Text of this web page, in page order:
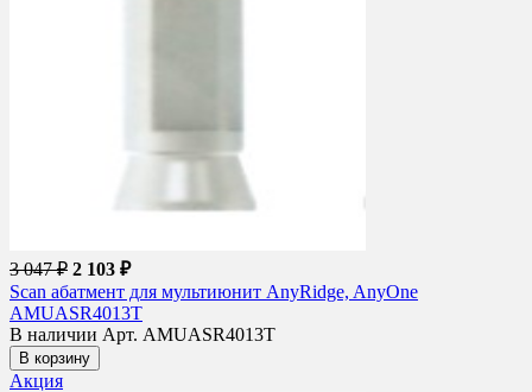
3 047 ₽ 2 103 ₽
Scan абатмент для мультиюнит AnyRidge, AnyOne
AMUASR4013T
В наличии Арт. AMUASR4013T
В корзину
Акция